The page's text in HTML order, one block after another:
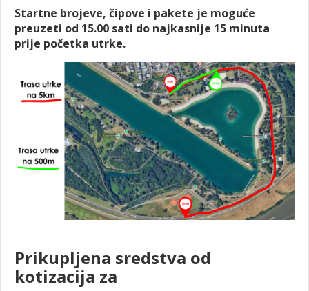
Startne brojeve, čipove i pakete je moguće
preuzeti od 15.00 sati do najkasnije 15 minuta
prije početka utrke.
Prikupljena sredstva od
kotizacija za